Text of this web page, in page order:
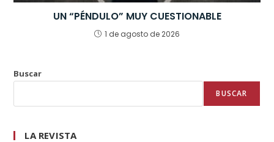
UN “PÉNDULO” MUY CUESTIONABLE
1 de agosto de 2026
Buscar
BUSCAR
LA REVISTA